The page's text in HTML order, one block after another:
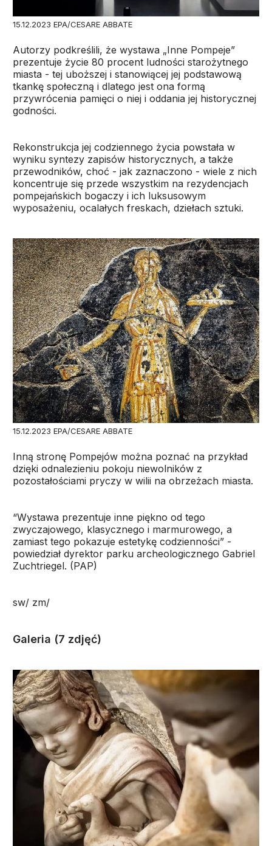
15.12.2023 EPA/CESARE ABBATE
Autorzy podkreślili, że wystawa „Inne Pompeje”
prezentuje życie 80 procent ludności starożytnego
miasta - tej uboższej i stanowiącej jej podstawową
tkankę społeczną i dlatego jest ona formą
przywrócenia pamięci o niej i oddania jej historycznej
godności.
Rekonstrukcja jej codziennego życia powstała w
wyniku syntezy zapisów historycznych, a także
przewodników, choć - jak zaznaczono - wiele z nich
koncentruje się przede wszystkim na rezydencjach
pompejańskich bogaczy i ich luksusowym
wyposażeniu, ocalałych freskach, dziełach sztuki.
15.12.2023 EPA/CESARE ABBATE
Inną stronę Pompejów można poznać na przykład
dzięki odnalezieniu pokoju niewolników z
pozostałościami pryczy w wilii na obrzeżach miasta.
“Wystawa prezentuje inne piękno od tego
zwyczajowego, klasycznego i marmurowego, a
zamiast tego pokazuje estetykę codzienności” -
powiedział dyrektor parku archeologicznego Gabriel
Zuchtriegel. (PAP)
sw/ zm/
Galeria (7 zdjęć)